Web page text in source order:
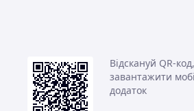
Відскануй QR-
завантажити
додаток